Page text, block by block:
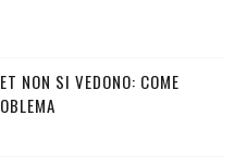
NON SI VEDONO: COME